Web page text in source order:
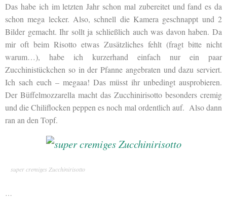
Das habe ich im letzten Jahr schon mal zubereitet und fand es da
schon mega lecker. Also, schnell die Kamera geschnappt und 2
Bilder gemacht. Ihr sollt ja schließlich auch was davon haben. Da
mir oft beim Risotto etwas Zusätzliches fehlt (fragt bitte nicht
warum…), habe ich kurzerhand einfach nur ein paar
Zucchinistückchen so in der Pfanne angebraten und dazu serviert.
Ich sach euch – megaaa! Das müsst ihr unbedingt ausprobieren.
Der Büffelmozzarella macht das Zucchinirisotto besonders cremig
und die Chiliflocken peppen es noch mal ordentlich auf. Also dann
ran an den Topf.
super cremiges Zucchinirisotto
…